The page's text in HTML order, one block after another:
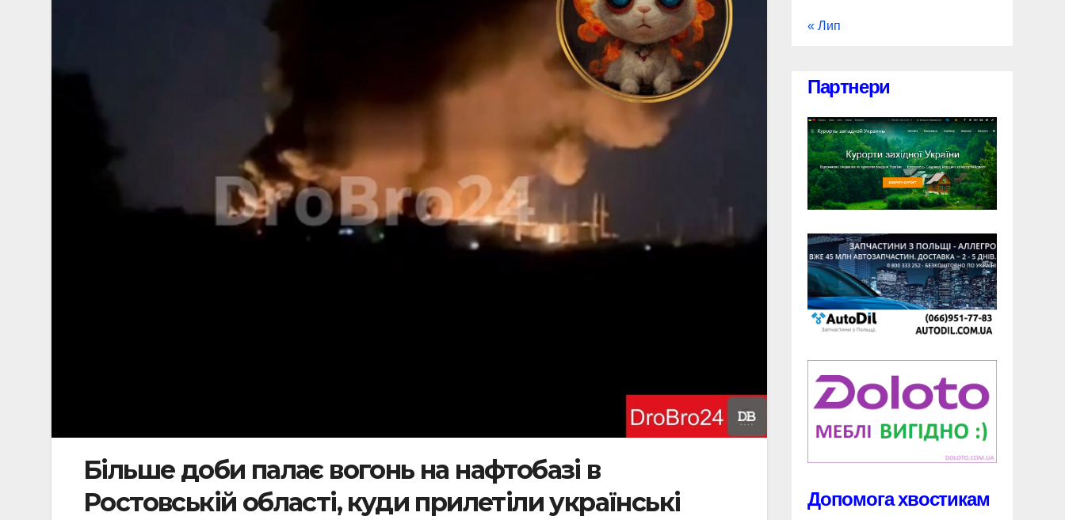
Більше доби палає вогонь на нафтобазі в
Ростовській області, куди прилетіли українські
« Лип
Партнери
Допомога хвостикам